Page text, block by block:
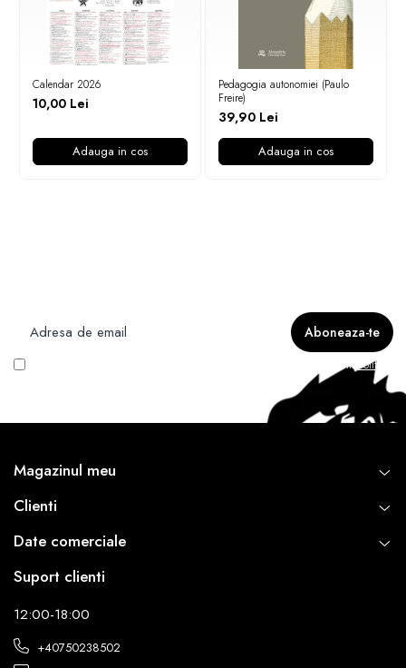
Calendar 2026
10,00 Lei
Adauga in cos
Pedagogia autonomiei (Paulo
Freire)
39,90 Lei
Adauga in cos
Vreau să primesc newsletter cu promoțiile magazinului. Află mai multe în Politica
Magazinul meu
Clienti
Date comerciale
Suport clienti
12:00-18:00
+40750238502